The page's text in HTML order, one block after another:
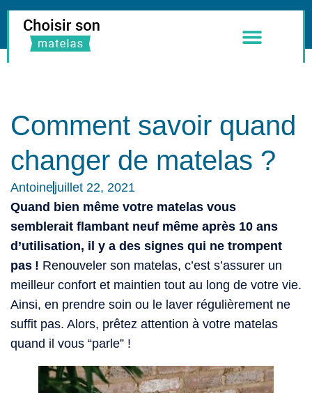
Comment savoir quand
changer de matelas ?
Antoinejuillet 22, 2021
Quand bien même votre matelas vous
semblerait flambant neuf même après 10 ans
d’utilisation, il y a des signes qui ne trompent
pas ! Renouveler son matelas, c’est s’assurer un
meilleur confort et maintien tout au long de votre vie.
Ainsi, en prendre soin ou le laver régulièrement ne
suffit pas. Alors, prêtez attention à votre matelas
quand il vous “parle” !